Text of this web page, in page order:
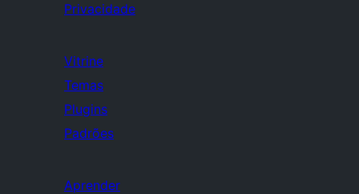
Privacidade
Vitrine
Temas
Plugins
Padrões
Aprender